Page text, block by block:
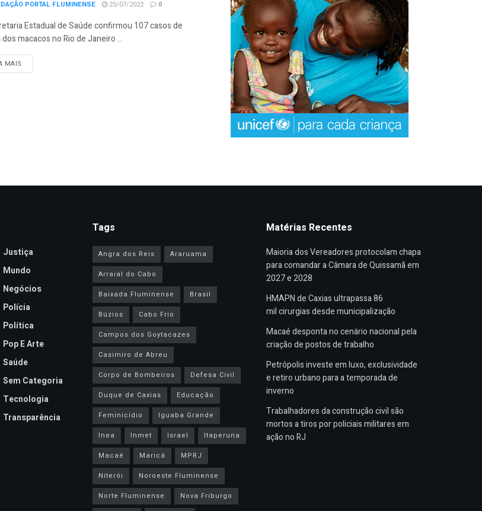
PORTAL FLUMINENSE 25/07/2022 0
Estadual de Saúde confirmou 107 casos de
macacos no Rio de Janeiro ...
MAIS
Justiça
Mundo
Negócios
Polícia
Política
Pop E Arte
Saúde
Sem Categoria
Tecnologia
Transparência
Tags
Angra dos Reis
Araruama
Arraial do Cabo
Baixada Fluminense
Brasil
Búzios
Cabo Frio
Campos dos Goytacazes
Casimiro de Abreu
Corpo de Bombeiros
Defesa Civil
Duque de Caxias
Educação
Feminicídio
Iguaba Grande
Inea
Inmet Israel
Itaperuna
Macaé
Maricá
MPRJ
Niterói
Noroeste Fluminense
Norte Fluminense
Nova Friburgo
Matérias Recentes
Maioria dos Vereadores protocolam chapa
para comandar a Câmara de Quissamã em
2027 e 2028
HMAPN de Caxias ultrapassa 86
mil cirurgias desde municipalização
Macaé desponta no cenário nacional pela
criação de postos de trabalho
Petrópolis investe em luxo, exclusividade
e retiro urbano para a temporada de
inverno
Trabalhadores da construção civil são
mortos a tiros por policiais militares em
ação no RJ